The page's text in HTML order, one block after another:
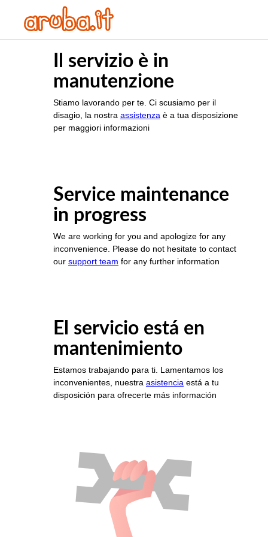
Il servizio è in
manutenzione
Stiamo lavorando per te. Ci scusiamo per il
disagio, la nostra assistenza è a tua disposizione
per maggiori informazioni
Service maintenance
in progress
We are working for you and apologize for any
inconvenience. Please do not hesitate to contact
our support team for any further information
El servicio está en
mantenimiento
Estamos trabajando para ti. Lamentamos los
inconvenientes, nuestra asistencia está a tu
disposición para ofrecerte más información